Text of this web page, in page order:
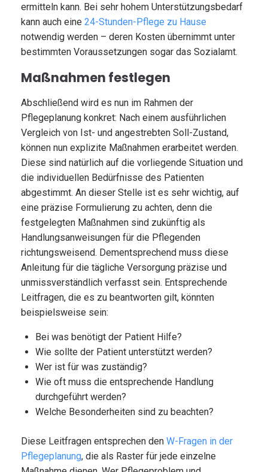
ermitteln kann. Bei sehr hohem Unterstützungsbedarf
kann auch eine 24-Stunden-Pflege zu Hause
notwendig werden – deren Kosten übernimmt unter
bestimmten Voraussetzungen sogar das Sozialamt.
Maßnahmen festlegen
Abschließend wird es nun im Rahmen der
Pflegeplanung konkret: Nach einem ausführlichen
Vergleich von Ist- und angestrebten Soll-Zustand,
können nun explizite Maßnahmen erarbeitet werden.
Diese sind natürlich auf die vorliegende Situation und
die individuellen Bedürfnisse des Patienten
abgestimmt. An dieser Stelle ist es sehr wichtig, auf
eine präzise Formulierung zu achten, denn die
festgelegten Maßnahmen sind zukünftig als
Handlungsanweisungen für die Pflegenden
richtungsweisend. Dementsprechend muss diese
Anleitung für die tägliche Versorgung präzise und
unmissverständlich verfasst sein. Entsprechende
Leitfragen, die es zu beantworten gilt, könnten
beispielsweise sein:
Bei was benötigt der Patient Hilfe?
Wie sollte der Patient unterstützt werden?
Wer ist für was zuständig?
Wie oft muss die entsprechende Handlung
durchgeführt werden?
Welche Besonderheiten sind zu beachten?
Diese Leitfragen entsprechen den W-Fragen in der
Pflegeplanung, die als Raster für jede einzelne